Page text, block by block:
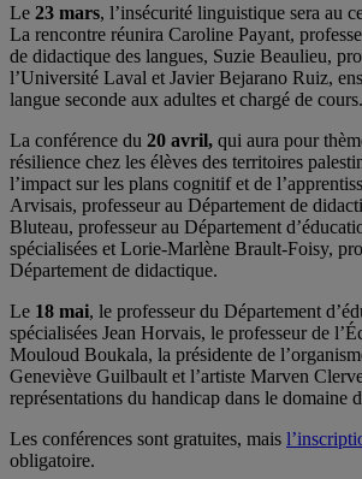
Le 23 mars, l’insécurité linguistique sera au
La rencontre réunira Caroline Payant,
de didactique des langues, Suzie Beaulieu,
l’Université Laval et Javier Bejarano Ruiz,
langue seconde aux adultes et chargé de cours.
La conférence du 20 avril, qui aura pour
résilience chez les élèves des territoires
l’impact sur les plans cognitif et de
Arvisais, professeur au Département de
Bluteau, professeur au Département
spécialisées et Lorie-Marlène Brault-Foisy,
Département de didactique.
Le 18 mai, le professeur du Département
spécialisées Jean Horvais, le professeur de
Mouloud Boukala, la présidente de
Geneviève Guilbault et l’artiste Marven
représentations du handicap dans le domaine
Les conférences sont gratuites, mais
obligatoire.